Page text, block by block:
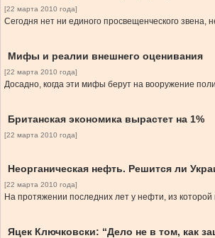
[22 марта 2010 года]
Сегодня нет ни единого просвещенческого
Мифы и реалии внешнего оценивания
[22 марта 2010 года]
Досадно, когда эти мифы берут на вооружение
Британская экономика вырастет на 1%
[22 марта 2010 года]
Неорганическая нефть. Решится ли
[22 марта 2010 года]
На протяжении последних лет у нефти, из
Яцек Ключковски: “Дело не в том, как